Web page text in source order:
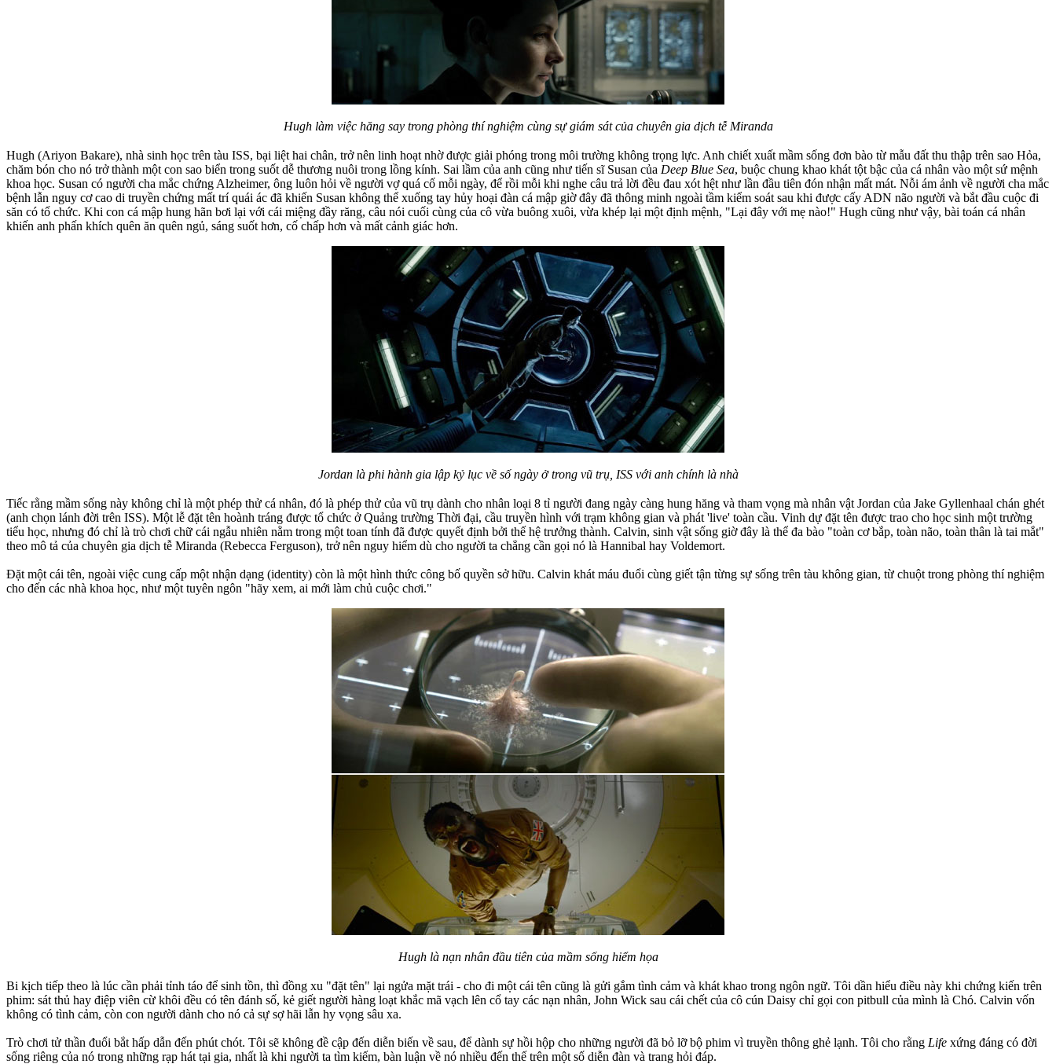
Hugh làm việc hăng say trong phòng thí nghiệm cùng sự giám sát của chuyên gia dịch tễ Miranda
Hugh (Ariyon Bakare), nhà sinh học trên tàu ISS, bại liệt hai chân, trở nên linh hoạt nhờ được giải phóng trong môi trường không trọng lực. Anh chiết xuất mầm sống đơn bào từ mẫu đất thu thập trên sao Hỏa,
chăm bón cho nó trở thành một con sao biển trong suốt dễ thương nuôi trong lồng kính. Sai lầm của anh cũng như tiến sĩ Susan của Deep Blue Sea, buộc chung khao khát tột bậc của cá nhân vào một sứ mệnh
khoa học. Susan có người cha mắc chứng Alzheimer, ông luôn hỏi về người vợ quá cố mỗi ngày, để rồi mỗi khi nghe câu trả lời đều đau xót hệt như lần đầu tiên đón nhận mất mát. Nỗi ám ảnh về người cha mắc
bệnh lẫn nguy cơ cao di truyền chứng mất trí quái ác đã khiến Susan không thể xuống tay hủy hoại đàn cá mập giờ đây đã thông minh ngoài tầm kiểm soát sau khi được cấy ADN não người và bắt đầu cuộc đi
săn có tổ chức. Khi con cá mập hung hãn bơi lại với cái miệng đầy răng, câu nói cuối cùng của cô vừa buông xuôi, vừa khép lại một định mệnh, "Lại đây với mẹ nào!" Hugh cũng như vậy, bài toán cá nhân
khiến anh phấn khích quên ăn quên ngủ, sáng suốt hơn, cố chấp hơn và mất cảnh giác hơn.
Jordan là phi hành gia lập kỷ lục về số ngày ở trong vũ trụ, ISS với anh chính là nhà
Tiếc rằng mầm sống này không chỉ là một phép thử cá nhân, đó là phép thử của vũ trụ dành cho nhân loại 8 tỉ người đang ngày càng hung hăng và tham vọng mà nhân vật Jordan của Jake Gyllenhaal chán ghét
(anh chọn lánh đời trên ISS). Một lễ đặt tên hoành tráng được tổ chức ở Quảng trường Thời đại, cầu truyền hình với trạm không gian và phát 'live' toàn cầu. Vinh dự đặt tên được trao cho học sinh một trường
tiểu học, nhưng đó chỉ là trò chơi chữ cái ngẫu nhiên nằm trong một toan tính đã được quyết định bởi thế hệ trưởng thành. Calvin, sinh vật sống giờ đây là thể đa bào "toàn cơ bắp, toàn não, toàn thân là tai mắt"
theo mô tả của chuyên gia dịch tễ Miranda (Rebecca Ferguson), trở nên nguy hiểm dù cho người ta chẳng cần gọi nó là Hannibal hay Voldemort.
Đặt một cái tên, ngoài việc cung cấp một nhận dạng (identity) còn là một hình thức công bố quyền sở hữu. Calvin khát máu đuổi cùng giết tận từng sự sống trên tàu không gian, từ chuột trong phòng thí nghiệm
cho đến các nhà khoa học, như một tuyên ngôn "hãy xem, ai mới làm chủ cuộc chơi."
Hugh là nạn nhân đầu tiên của mầm sống hiểm họa
Bi kịch tiếp theo là lúc cần phải tỉnh táo để sinh tồn, thì đồng xu "đặt tên" lại ngửa mặt trái - cho đi một cái tên cũng là gửi gắm tình cảm và khát khao trong ngôn ngữ. Tôi dần hiểu điều này khi chứng kiến trên
phim: sát thủ hay điệp viên cừ khôi đều có tên đánh số, kẻ giết người hàng loạt khắc mã vạch lên cổ tay các nạn nhân, John Wick sau cái chết của cô cún Daisy chỉ gọi con pitbull của mình là Chó. Calvin vốn
không có tình cảm, còn con người dành cho nó cả sự sợ hãi lẫn hy vọng sâu xa.
Trò chơi tử thần đuổi bắt hấp dẫn đến phút chót. Tôi sẽ không đề cập đến diễn biến về sau, để dành sự hồi hộp cho những người đã bỏ lỡ bộ phim vì truyền thông ghẻ lạnh. Tôi cho rằng Life xứng đáng có đời
sống riêng của nó trong những rạp hát tại gia, nhất là khi người ta tìm kiếm, bàn luận về nó nhiều đến thế trên một số diễn đàn và trang hỏi đáp.